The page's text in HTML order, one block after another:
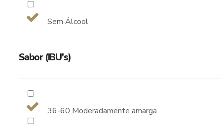
Sem Álcool
Sabor (IBU's)
36-60 Moderadamente amarga